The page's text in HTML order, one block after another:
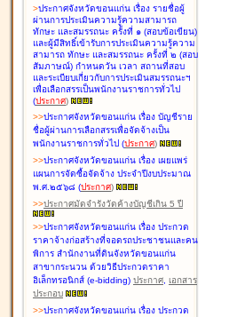
>ประกาศจังหวัดขอนแก่น เรื่อง รายชื่อผู้
ผ่านการประเมินความรู้ความสามารถ
ทักษะ และสมรรถนะ ครั้งที่ ๑ (สอบข้อเขียน)
และผู้มีสิทธิ์เข้ารับการประเมินความรู้ความ
สามารถ ทักษะ และสมรรถนะ ครั้งที่ ๒ (สอบ
สัมภาษณ์) กำหนดวัน เวลา สถานที่สอบ
และระเบียบเกี่ยวกับการประเมินสมรรถนะฯ
เพื่อเลือกสรรเป็นพนักงานราชการทั่วไป
(ประกาศ)
>>ประกาศจังหวัดขอนแก่น เรื่อง บัญชีราย
ชื่อผู้ผ่านการเลือกสรรเพื่อจัดจ้างเป็น
พนักงานราชการทั่วไป (ประกาศ)
>>ประกาศจังหวัดขอนแก่น เรื่อง เผยแพร่
แผนการจัดซื้อจัดจ้าง ประจำปีงบประมาณ
พ.ศ.๒๕๖๘ (ประกาศ)
>>ประกาศมัดจำรังวัดค้างบัญชีเกิน 5 ปี
>>ประกาศจังหวัดขอนแก่น เรื่อง ประกวด
ราคาจ้างก่อสร้างที่จอดรถประชาชนและคน
พิการ สำนักงานที่ดินจังหวัดขอนแก่น
สาขากระนวน ด้วยวิธีประกวดราคา
อิเล็กทรอนิกส์ (e-bidding) ประกาศ, เอกสาร
ประกอบ
>>ประกาศจังหวัดขอนแก่น เรื่อง ประกวด